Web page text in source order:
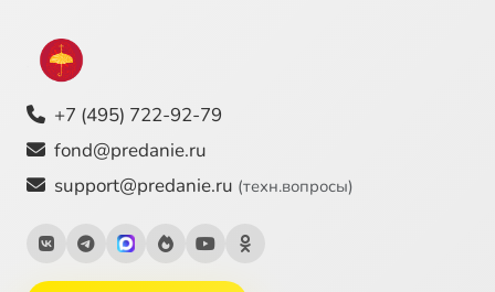
+7 (495) 722-92-79
fond@predanie.ru
support@predanie.ru (техн.вопросы)